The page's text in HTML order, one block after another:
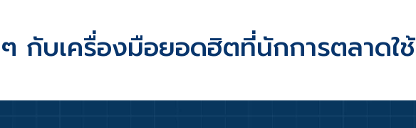
กับเครื่องมือยอดฮิตที่นักการตลาดใช้